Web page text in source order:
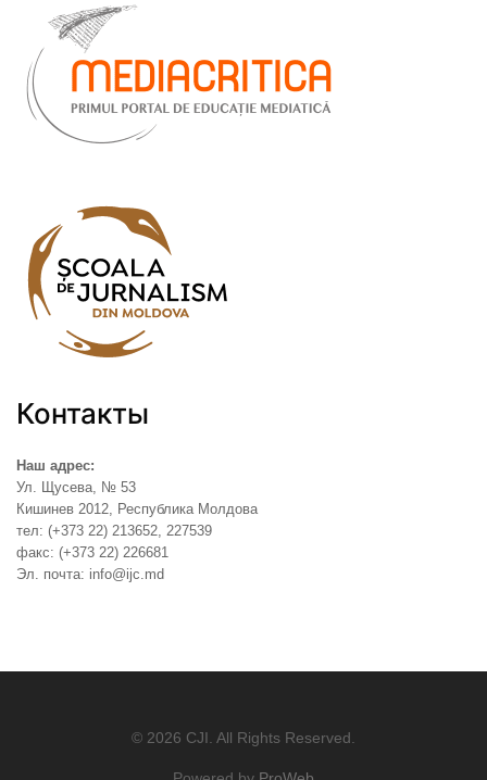
Контакты
Наш адрес:
Ул. Щусева, № 53
Кишинев 2012, Республика Молдова
тел: (+373 22) 213652, 227539
факс: (+373 22) 226681
Эл. почта: info@ijc.md
© 2026 CJI. All Rights Reserved.